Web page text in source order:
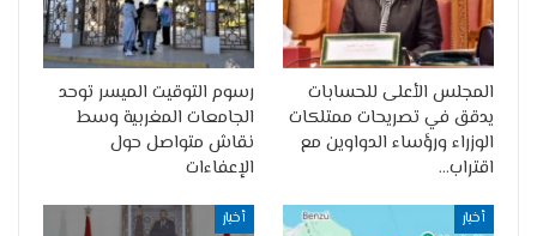
المجلس الأعلى للحسابات
يدقق في تصريحات ممتلكات
الوزراء ورؤساء الدواوين مع
اقتراب…
رسوم التوقيت الميسر توحد
الجامعات المغربية وسط
نقاش متواصل حول
الإعفاءات
أخبار أخبار